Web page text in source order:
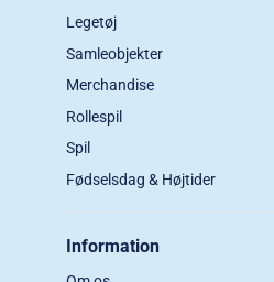
Legetøj
Samleobjekter
Merchandise
Rollespil
Spil
Fødselsdag & Højtider
Information